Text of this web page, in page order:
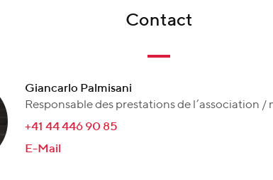
Contact
Giancarlo Palmisani
Responsable des prestations de l’association
+41 44 446 90 85
E-Mail